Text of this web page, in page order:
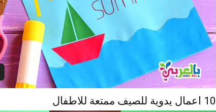
10 اعمال يدوية للصيف ممتعة للاطفال